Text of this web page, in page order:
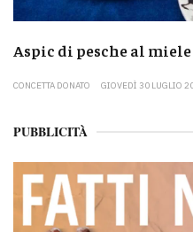
Aspic di pesche al miele
CONCETTA DONATO GIOVEDÌ 30 LUGLIO
PUBBLICITÀ